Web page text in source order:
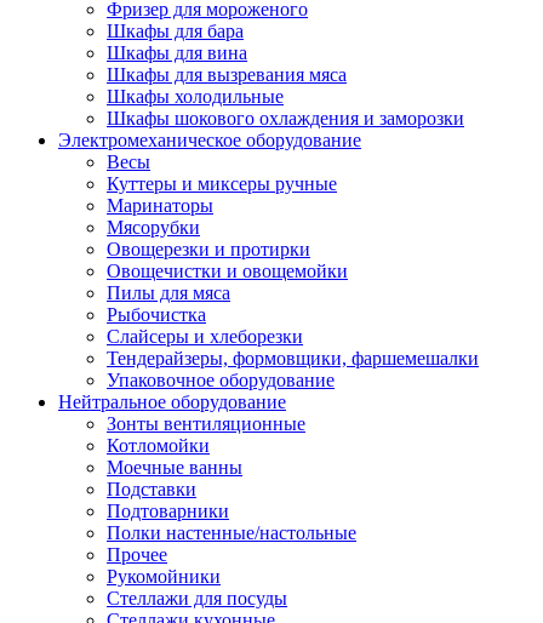
Фризер для мороженого
Шкафы для бара
Шкафы для вина
Шкафы для вызревания мяса
Шкафы холодильные
Шкафы шокового охлаждения и заморозки
Электромеханическое оборудование
Весы
Куттеры и миксеры ручные
Маринаторы
Мясорубки
Овощерезки и протирки
Овощечистки и овощемойки
Пилы для мяса
Рыбочистка
Слайсеры и хлеборезки
Тендерайзеры, формовщики, фаршемешалки
Упаковочное оборудование
Нейтральное оборудование
Зонты вентиляционные
Котломойки
Моечные ванны
Подставки
Подтоварники
Полки настенные/настольные
Прочее
Рукомойники
Стеллажи для посуды